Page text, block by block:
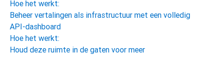
Hoe het werkt:
Beheer vertalingen als infrastructuur met een volledig
API-dashboard
Hoe het werkt:
Houd deze ruimte in de gaten voor meer